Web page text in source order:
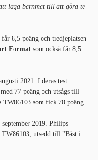
laga barnmat till att göra te
får 8,5 poäng och tredjeplatsen
Format som också får 8,5
2021. I deras test
77 poäng och utsågs till
som fick 78 poäng.
september 2019. Philips
TW86103, utsedd till "Bäst i